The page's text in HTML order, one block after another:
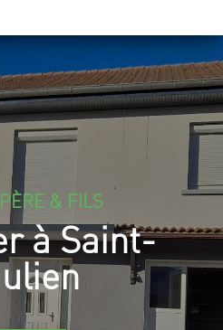
& FILS
à Saint-